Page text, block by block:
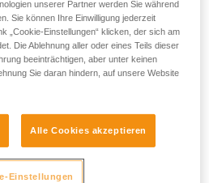
Lasten (Verbindung von
Verbindung mit dem Ankerpunkt).
unserer Partner werden Sie während
Sie können Ihre Einwilligung jederzeit
„Cookie-Einstellungen“ klicken, der sich am
Die Ablehnung aller oder eines Teils dieser
beeinträchtigen, aber unter keinen
Sie daran hindern, auf unsere Website
Alle Cookies akzeptieren
Einstellungen